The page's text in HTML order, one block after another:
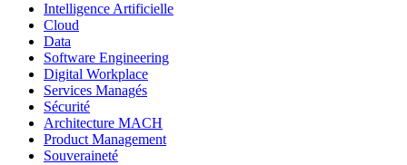
Intelligence Artificielle
Cloud
Data
Software Engineering
Digital Workplace
Services Managés
Sécurité
Architecture MACH
Product Management
Souveraineté